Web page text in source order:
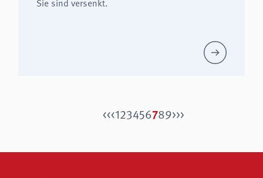
Sie sind versenkt.
<<<123456789>>>